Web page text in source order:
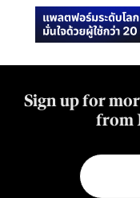
Sign up for
from